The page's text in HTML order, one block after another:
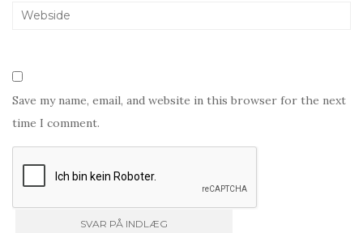
Save my name, email, and website in this browser for the next
time I comment.